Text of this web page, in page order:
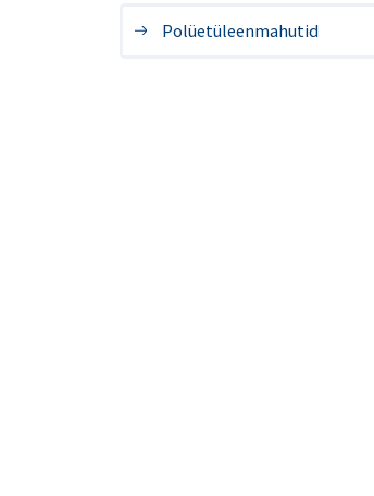
Polüetüleenmahutid